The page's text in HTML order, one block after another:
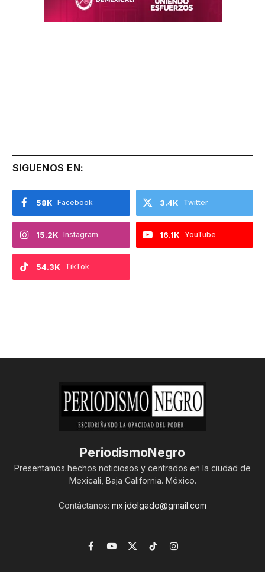
SIGUENOS EN:
Facebook
58K Twitter
3.4K
Instagram
15.2K YouTube
16.1K
TikTok
54.3K
PeriodismoNegro
Presentamos hechos noticiosos y centrados en la ciudad de
Mexicali, Baja California. México.
Contáctanos: mx.jdelgado@gmail.com
Facebook
YouTube
X
TikTokInstagram